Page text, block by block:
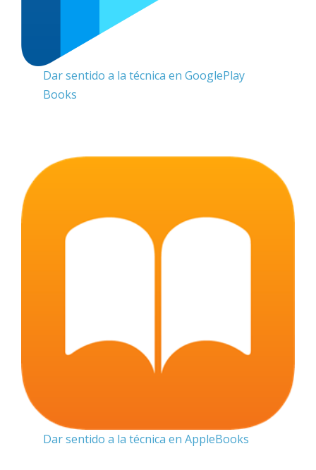
Dar sentido a la técnica en GooglePlay
Books
Dar sentido a la técnica en AppleBooks